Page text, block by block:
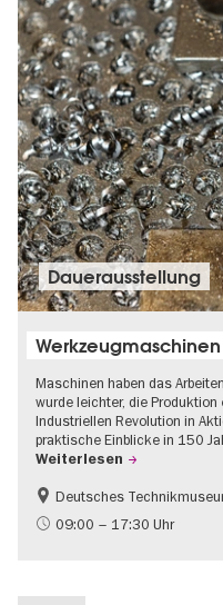
Dauer­aus­stel­lung
Werkzeugmaschinen
Maschinen haben das
wurde leichter, die Produktion
Industriellen Revolution in
praktische Einblicke in 150
Weiterlesen
Geschichte
Deutsches
09:00 – 17:30 Uhr